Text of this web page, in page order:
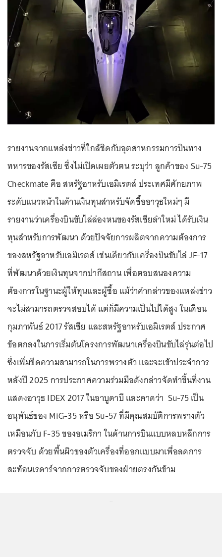
รายงานจากแหล่งข่าวที่ใกล้ชิดกับอุตสาหกรรมการบินทาง
ทหารของรัสเซีย ซึ่งไม่เปิดเผยตัวตน ระบุว่า ลูกค้าของ Su-75
Checkmate คือ สหรัฐอาหรับเอมิเรตส์ ประเทศมีศักยภาพ
ระดับแนวหน้าในด้านเงินทุนสำหรับจัดซื้ออาวุธใหม่ๆ มี
รายงานว่าเครื่องบินขับไล่ล่องหนของรัสเซียลำใหม่ ได้รับเงิน
ทุนสำหรับการพัฒนา ด้วยปัจจัยการผลิตจากความต้องการ
ของสหรัฐอาหรับเอมิเรตส์ เช่นเดียวกับเครื่องบินขับไล่ JF-17
ที่พัฒนาด้วยเงินทุนจากปากีสถาน เพื่อตอบสนองความ
ต้องการในฐานะผู้ให้ทุนและผู้ซื้อ แม้ว่าคำกล่าวของแหล่งข่าว
จะไม่สามารถตรวจสอบได้ แต่ก็มีความเป็นไปได้สูง ในเดือน
กุมภาพันธ์ 2017 รัสเซีย และสหรัฐอาหรับเอมิเรตส์ ประกาศ
ข้อตกลงในการเริ่มต้นโครงการพัฒนาเครื่องบินขับไล่รุ่นต่อไป
ซึ่งเพิ่มขีดความสามารถในการพรางตัว และจะเข้าประจำการ
หลังปี 2025 การประกาศความร่วมมือดังกล่าวจัดทำขึ้นที่งาน
แสดงอาวุธ IDEX 2017 ในอาบูดาบี และคาดว่า Su-75 เป็น
อนุพันธ์ของ MiG-35 หรือ Su-57 ที่มีคุณสมบัติการพรางตัว
เหมือนกับ F-35 ของอเมริกา ในด้านการบินแบบหลบหลีกการ
ตรวจจับ ด้วยพื้นผิวของตัวเครื่องที่ออกแบบมาเพื่อลดการ
สะท้อนเรดาร์จากการตรวจจับของฝ่ายตรงกันข้าม